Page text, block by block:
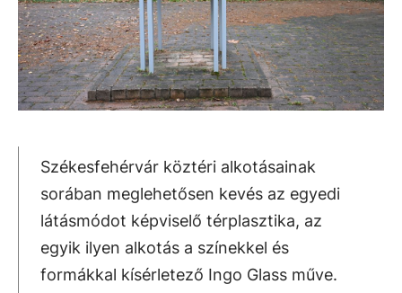
Székesfehérvár köztéri alkotásainak
sorában meglehetősen kevés az egyedi
látásmódot képviselő térplasztika, az
egyik ilyen alkotás a színekkel és
formákkal kísérletező Ingo Glass műve.